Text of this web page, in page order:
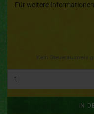
Für weitere
IN